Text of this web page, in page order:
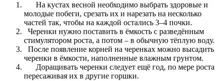
На кустах весной необходимо выбрать здоровые и
молодые побеги, срезать их и нарезать на несколько
частей так, чтобы на каждой остались 3–4 почки.
Черенки нужно поставить в ёмкость с разведённым
стимулятором роста, а потом – в обычную тёплую воду.
После появление корней на черенках можно высадить
черенки в ёмкости, наполненные влажным грунтом.
Доращивать черенки следует ещё год, по мере роста
пересаживая их в другие горшки.